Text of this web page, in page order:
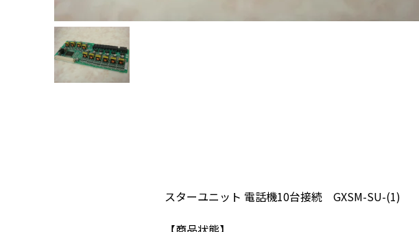
スターユニット 電話機10台接続 GXSM-SU-(1)